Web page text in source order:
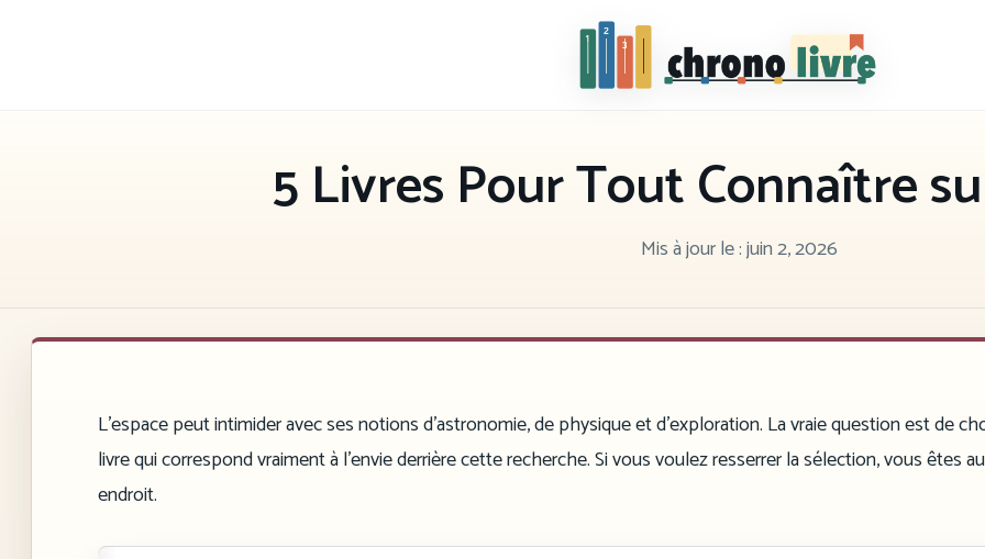
Chronolivre
5 Livres Pour Tout Connaître
Mis à jour le :juin 2, 2026
L’espace peut intimider avec ses notions d’astronomie, de physique et d’exploration. La vraie question est de
livre qui correspond vraiment à l’envie derrière cette recherche. Si vous voulez resserrer la sélection, vous êtes
endroit.